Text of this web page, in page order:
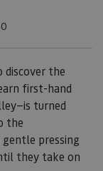
discover the
first-hand
turned
the
pressing
they take on